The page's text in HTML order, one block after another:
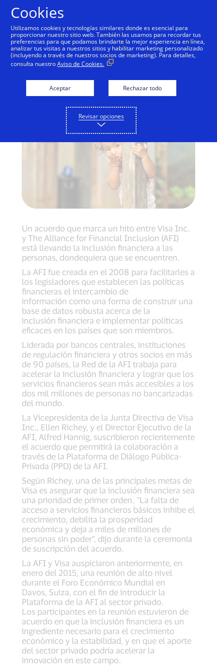
Visa se compromete a
promover la inclusión
financiera
Un acuerdo que marca un hito entre Visa Inc.
y The Alliance for Financial Inclusion (AFI)
está llevando la inclusión financiera a las
personas, dondequiera que se encuentren.
La AFI fue creada en el 2008 para facilitarles a
los legisladores que establecen las políticas
financieras el intercambio de
información como una forma de construir una
base de datos robusta acerca de la
inclusión financiera e implementar políticas
eficaces en los países que son miembros.
Liderada por bancos centrales, instituciones
de regulación financiera y otros socios en más
de 90 países, la Red de la AFI trabaja para
acelerar la inclusión financiera y lograr que los
servicios financieros sean más accesibles a los
dos mil millones de personas no bancarizadas
del mundo.
La Vicepresidenta de la Junta Directiva de Visa
Inc., Ellen Richey, y el Director Ejecutivo de la
AFI, Alfred Hannig, suscribieron recientemente
el acuerdo que permitirá la colaboración a
través de la Plataforma de Diálogo Pública-
Privada (PPD) de la AFI.
Según Richey, una de las principales metas de
Visa es asegurar que la inclusión financiera sea
una prioridad de primer orden. “La falta de
acceso a servicios financieros básicos inhibe el
crecimiento, debilita la prosperidad
económica y deja a miles de millones de
personas sin poder”, dijo durante la ceremonia
de suscripción del acuerdo.
La AFI y Visa auspiciaron anteriormente, en
enero del 2015, una reunión de alto nivel
durante el Foro Económico Mundial en
Davos, Suiza, con el fin de introducir la
Plataforma de la AFI al sector privado.
Los participantes en la reunión estuvieron de
acuerdo en que la inclusión financiera es un
ingrediente necesario para el crecimiento
económico y la estabilidad, y en que el aporte
del sector privado podría acelerar la
innovación en este campo.
Cookies
Utilizamos cookies y tecnologías similares donde es esencial para
proporcionar nuestro sitio web. También las usamos para recordar tus
preferencias para que podamos brindarte la mejor experiencia en línea,
analizar tus visitas a nuestros sitios y habilitar marketing personalizado
(incluyendo a través de nuestros socios de marketing). Para detalles,
consulta nuestroAviso de Cookies.
Aceptar Rechazar todo
Revisar opciones